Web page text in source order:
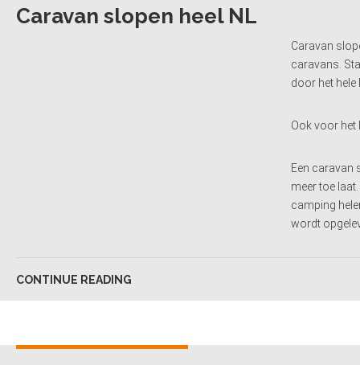
Caravan slopen heel NL
Caravan
caravans.
door het hele
Ook voor het
Een caravan
meer toe
camping
wordt
CONTINUE READING